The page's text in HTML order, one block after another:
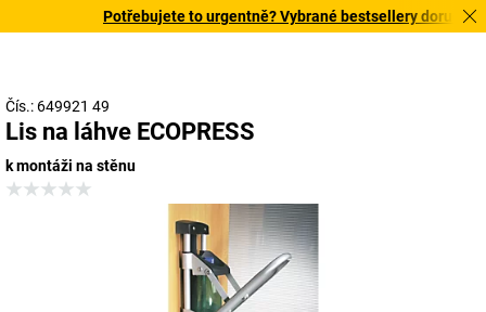
Potřebujete to urgentně? Vybrané bestsellery doručíme
Čís.: 649921 49
Lis na láhve ECOPRESS
k montáži na stěnu